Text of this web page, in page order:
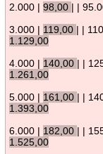
2.000 | 98,00 | |
3.000 | 119,00 | |
1.129,00
4.000 | 140,00 | |
1.261,00
5.000 | 161,00 | |
1.393,00
6.000 | 182,00 | |
1.525,00